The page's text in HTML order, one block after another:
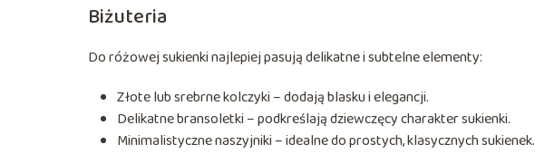
Biżuteria
Do różowej sukienki najlepiej pasują delikatne i subtelne elementy:
Złote lub srebrne kolczyki – dodają blasku i elegancji.
Delikatne bransoletki – podkreślają dziewczęcy charakter sukienki.
Minimalistyczne naszyjniki – idealne do prostych, klasycznych sukienek.